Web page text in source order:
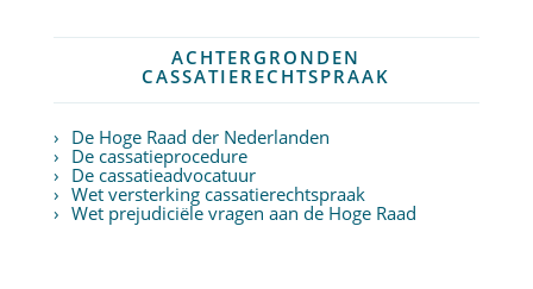
ACHTERGRONDEN
CASSATIERECHTSPRAAK
De Hoge Raad der Nederlanden
De cassatieprocedure
De cassatieadvocatuur
Wet versterking cassatierechtspraak
Wet prejudiciële vragen aan de Hoge Raad